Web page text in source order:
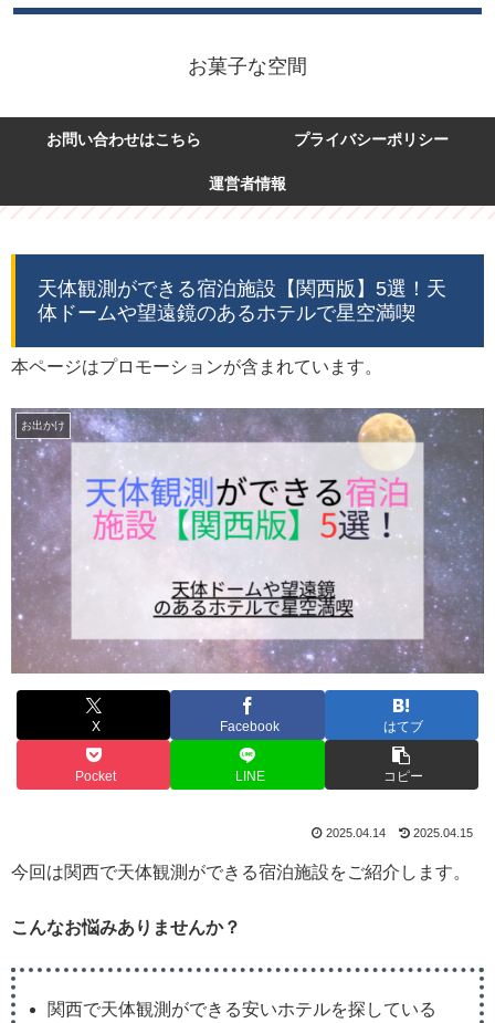
お菓子な空間
お問い合わせはこちら プライバシーポリシー
運営者情報
天体観測ができる宿泊施設【関西版】5選！天
体ドームや望遠鏡のあるホテルで星空満喫
本ページはプロモーションが含まれています。
お出かけ
X Facebook はてブ
Pocket LINE コピー
2025.04.14 2025.04.15
今回は関西で天体観測ができる宿泊施設をご紹介します。
こんなお悩みありませんか？
関西で天体観測ができる安いホテルを探している